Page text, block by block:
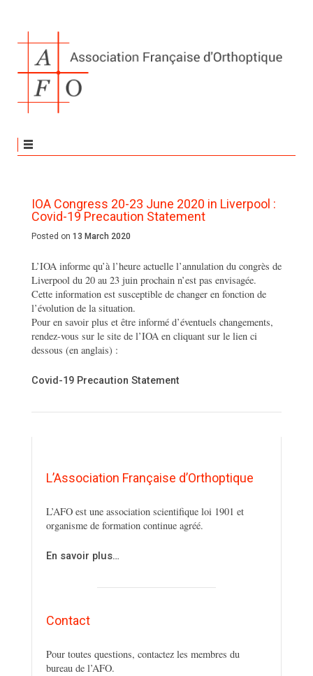
IOA Congress 20-23 June 2020 in Liverpool :
Covid-19 Precaution Statement
Posted on 13 March 2020
L’IOA informe qu’à l’heure actuelle l’annulation du congrès de
Liverpool du 20 au 23 juin prochain n’est pas envisagée.
Cette information est susceptible de changer en fonction de
l’évolution de la situation.
Pour en savoir plus et être informé d’éventuels changements,
rendez-vous sur le site de l’IOA en cliquant sur le lien ci
dessous (en anglais) :
Covid-19 Precaution Statement
L’Association Française d’Orthoptique
L’AFO est une association scientifique loi 1901 et
organisme de formation continue agréé.
En savoir plus…
Contact
Pour toutes questions, contactez les membres du
bureau de l’AFO.